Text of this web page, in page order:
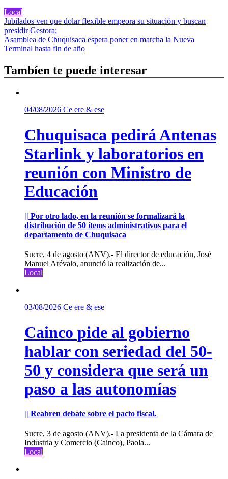
Local
Navegación
de
entradas
Jubilados ven que dolar flexible empeora su situación y buscan
presidir Gestora;
Asamblea de Chuquisaca espera poner en marcha la Nueva
Terminal hasta fin de año
Tambíen te puede interesar
04/08/2026 Ce ere & ese
Chuquisaca pedirá Antenas
Starlink y laboratorios en
reunión con Ministro de
Educación
|| Por otro lado, en la reunión se formalizará la
distribución de 50 ítems administrativos para el
departamento de Chuquisaca
Sucre, 4 de agosto (ANV).- El director de educación, José
Manuel Arévalo, anunció la realización de...
Local
03/08/2026 Ce ere & ese
Cainco pide al gobierno
hablar con seriedad del 50-
50 y considera que será un
paso a las autonomías
|| Reabren debate sobre el pacto fiscal.
Sucre, 3 de agosto (ANV).- La presidenta de la Cámara de
Industria y Comercio (Cainco), Paola...
Local